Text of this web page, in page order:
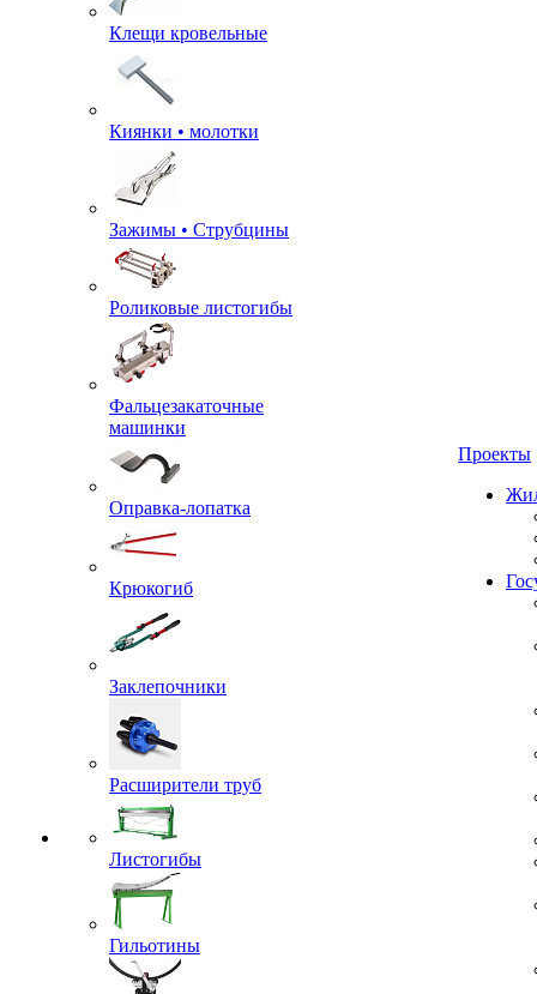
Клещи кровельные
Киянки • молотки
Зажимы • Струбцины
Роликовые листогибы
Фальцезакаточные
машинки
Оправка-лопатка
Крюкогиб
Заклепочники
Расширители труб
Листогибы
Гильотины
Проекты